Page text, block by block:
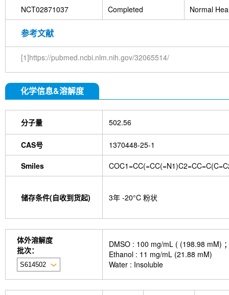
NCT02871037 Completed Normal
参考文献
[1]https://pubmed.ncbi.nlm.nih.gov/32065514/
化学信息&溶解度
分子量 502.56
CAS号 1370448-25-1
Smiles
储存条件(自收到货起) 3年 -20°C 粉状
体外溶解度
批次：
DMSO : 100 mg/mL ( (198.98 mM)
Ethanol : 11 mg/mL (21.88 mM)
Water : Insoluble